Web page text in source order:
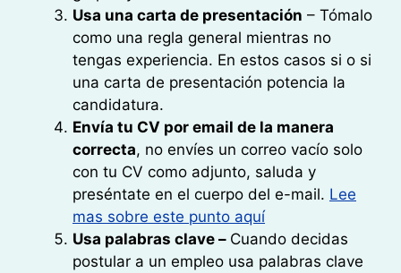
Usa una carta de presentación – Tómalo
como una regla general mientras no
tengas experiencia. En estos casos si o si
una carta de presentación potencia la
candidatura.
Envía tu CV por email de la manera
correcta, no envíes un correo vacío solo
con tu CV como adjunto, saluda y
preséntate en el cuerpo del e-mail. Lee
mas sobre este punto aquí
Usa palabras clave – Cuando decidas
postular a un empleo usa palabras clave